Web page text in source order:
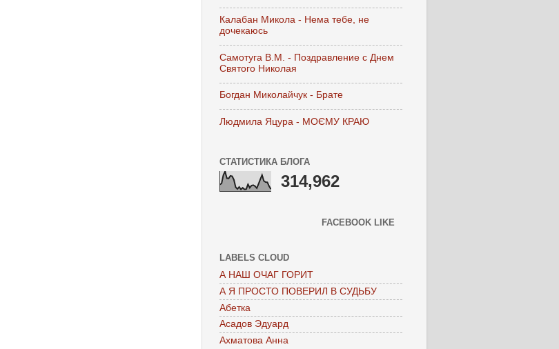
Калабан Микола - Нема тебе, не
дочекаюсь
Самотуга В.М. - Поздравление с Днем
Святого Николая
Богдан Миколайчук - Брате
Людмила Яцура - МОЄМУ КРАЮ
СТАТИСТИКА БЛОГА
314,962
FACEBOOK LIKE
LABELS CLOUD
А НАШ ОЧАГ ГОРИТ
А Я ПРОСТО ПОВЕРИЛ В СУДЬБУ
Абетка
Асадов Эдуард
Ахматова Анна